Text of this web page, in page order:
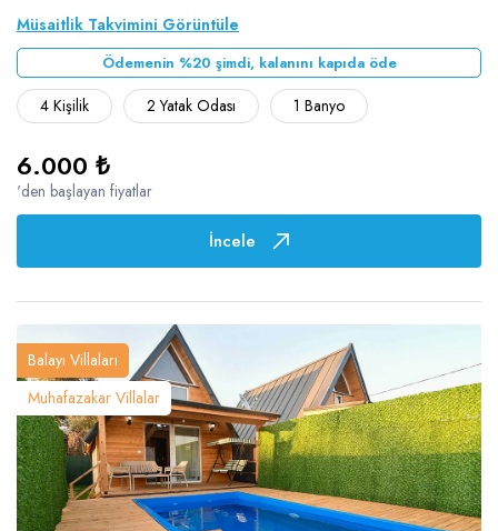
Müsaitlik Takvimini Görüntüle
Ödemenin %20 şimdi, kalanını kapıda öde
4 Kişilik 2 Yatak Odası 1 Banyo
6.000 ₺
'den başlayan fiyatlar
İncele
Balayı Villaları
Muhafazakar Villalar